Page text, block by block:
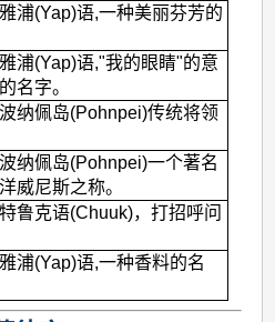
浦(Yap)语,一种美丽芬芳的
浦(Yap)语,"我的眼睛"的意
名字。
纳佩岛(Pohnpei)传统将领
纳佩岛(Pohnpei)一个著名
威尼斯之称。
鲁克语(Chuuk)，打招呼问
浦(Yap)语,一种香料的名